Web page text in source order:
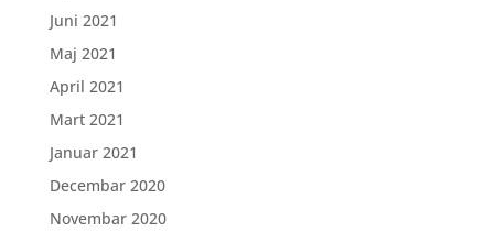
Juni 2021
Maj 2021
April 2021
Mart 2021
Januar 2021
Decembar 2020
Novembar 2020